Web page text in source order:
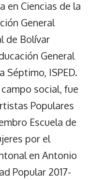
en Ciencias de la
General
de Bolívar
General
Séptimo, ISPED.
social, fue
Populares
Escuela de
por el
en Antonio
Popular 2017-